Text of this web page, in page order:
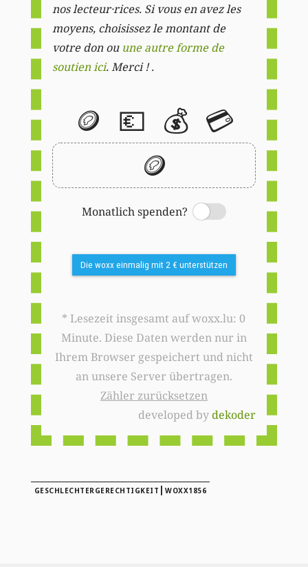
nos lecteur·rices. Si vous en avez les
moyens, choisissez le montant de
votre don ou une autre forme de
soutien ici. Merci ! .
🪙 💶 💰 💳
🪙
Monatlich spenden?
Switch
Die woxx einmalig mit 2 € unterstützen
* Lesezeit insgesamt auf woxx.lu: 0
Minute. Diese Daten werden nur in
Ihrem Browser gespeichert und nicht
an unsere Server übertragen.
Zähler zurücksetzen
developed bydekoder
GESCHLECHTERGERECHTIGKEIT |WOXX1856